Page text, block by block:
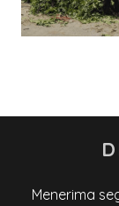
Menerima